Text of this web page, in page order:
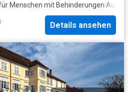
Menschen mit Behinderungen·
Details ansehen